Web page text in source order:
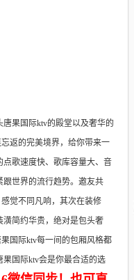
果国际ktv的殿堂以及奢华的
返的完美境界，给你带来一
歌速度快、歌库容量大、音
跟世界的流行趋势。邀友共
觉不同凡响，其次在装修
潢简约华贵，绝对是包头奢
国际ktv每一间的包厢风格都
国际ktv会是你最合适的选